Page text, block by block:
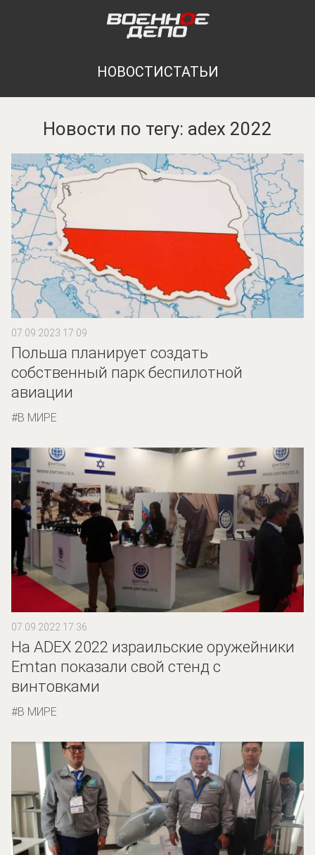
НОВОСТИСТАТЬИ
Новости по тегу: adex 2022
07.09.2023 17:09
Польша планирует создать
собственный парк беспилотной
авиации
В МИРЕ
07.09.2022 17:36
На ADEX 2022 израильские оружейники
Emtan показали свой стенд с
винтовками
В МИРЕ